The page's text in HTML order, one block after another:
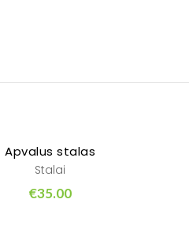
Apvalus stalas
Stalai
€35.00